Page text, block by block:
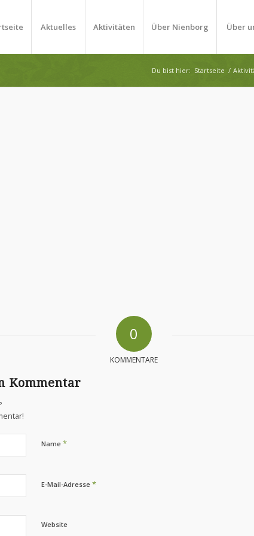
Aktuelles Aktivitäten Über Nienborg Über
Du bist hier: Startseite /
0
KOMMENTARE
Kommentar
Name *
E-Mail-Adresse *
Website